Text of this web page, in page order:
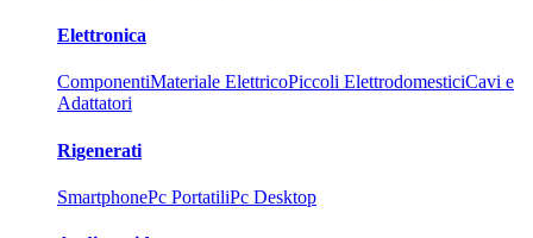
Elettronica
ComponentiMateriale ElettricoPiccoli ElettrodomesticiCavi e
Adattatori
Rigenerati
SmartphonePc PortatiliPc Desktop